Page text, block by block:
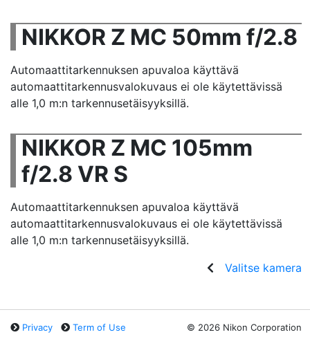
NIKKOR Z MC 50mm f/2.8
Automaattitarkennuksen apuvaloa käyttävä
automaattitarkennusvalokuvaus ei ole käytettävissä
alle 1,0 m:n tarkennusetäisyyksillä.
NIKKOR Z MC 105mm
f/2.8 VR S
Automaattitarkennuksen apuvaloa käyttävä
automaattitarkennusvalokuvaus ei ole käytettävissä
alle 1,0 m:n tarkennusetäisyyksillä.
Valitse kamera
Privacy Term of Use © 2026 Nikon Corporation